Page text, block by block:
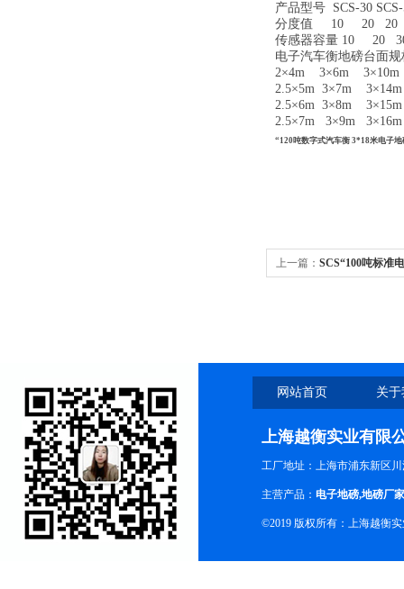
产品型号 SCS-30
分度值
10 20
20
传感器容量 10 20
电子汽车衡地磅台
2×4m 3×6m 3×10
2.5×5m 3×7m 3×14
2.5×6m 3×8m 3×15
2.5×7m 3×9m 3×16
“120吨数字式汽车衡 3*18米电子地
上一篇： SCS“100吨标准
网站首页 关
上海越衡实业有限
工厂地址：上海市浦东新区川
主营产品： 电子地磅,地磅厂家
©2019 版权所有：上海越衡